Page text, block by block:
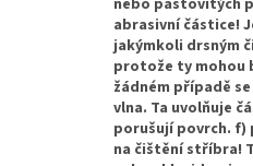
nebo pastovitých
abrasivní částice!
jakýmkoli drsným
protože ty mohou
žádném případě
vlna. Ta uvolňuje
porušují povrch. f)
na čištění stříbra!